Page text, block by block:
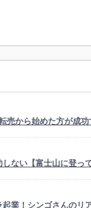
売から始めた方が成功
ない【富士山に登っ
業！シンゴさんのリ